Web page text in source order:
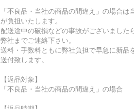
「不良品・当社の商品の間違え」の場合は
が負担いたします。
配送途中の破損などの事故がございましたら
弊社までご連絡下さい。
送料・手数料ともに弊社負担で早急に新品
送付致します。
【返品対象】
「不良品・当社の商品の間違え」の場合